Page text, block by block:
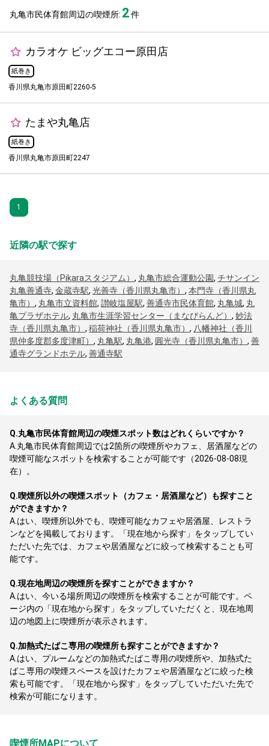
丸亀市民体育館周辺の喫煙所: 2件
カラオケ ビッグエコー原田店
紙巻き
香川県丸亀市原田町2260-5
たまや丸亀店
紙巻き
香川県丸亀市原田町2247
1
近隣の駅で探す
丸亀競技場（Pikaraスタジアム） , 丸亀市総合運動公園, チサンイン
丸亀善通寺, 金蔵寺駅, 光善寺（香川県丸亀市） , 本門寺（香川県丸
亀市） , 丸亀市立資料館, 讃岐塩屋駅, 善通寺市民体育館, 丸亀城, 丸
亀プラザホテル, 丸亀市生涯学習センター（まなびらんど） , 妙法
寺（香川県丸亀市） , 稲荷神社（香川県丸亀市） , 八幡神社（香川
県仲多度郡多度津町） , 丸亀駅, 丸亀港, 圓光寺（香川県丸亀市） , 善
通寺グランドホテル, 善通寺駅
よくある質問
Q.丸亀市民体育館周辺の喫煙スポット数はどれくらいですか？
A. 丸亀市民体育館周辺では2箇所の喫煙所やカフェ、居酒屋などの
喫煙可能なスポットを検索することが可能です（2026-08-08現
在）。
Q.喫煙所以外の喫煙スポット（カフェ・居酒屋など）も探すこと
ができますか？
A. はい、喫煙所以外でも、喫煙可能なカフェや居酒屋、レストラ
ンなどを掲載しております。「現在地から探す」をタップしてい
ただいた先では、カフェや居酒屋などに絞って検索することも可
能です。
Q.現在地周辺の喫煙所を探すことができますか？
A. はい、今いる場所周辺の喫煙所を検索することが可能です。ペ
ージ内の「現在地から探す」をタップしていただくと、現在地周
辺の地図上に喫煙所が表示されます。
Q.加熱式たばこ専用の喫煙所も探すことができますか？
A. はい、プルームなどの加熱式たばこ専用の喫煙所や、加熱式た
ばこ専用の喫煙スペースを設けたカフェや居酒屋などに絞った検
索も可能です。「現在地から探す」をタップしていただいた先で
検索が可能になります。
喫煙所MAPについて